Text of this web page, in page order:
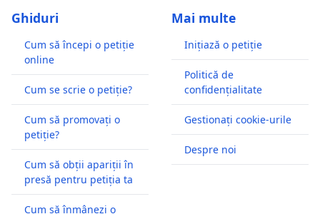
Ghiduri
Cum să începi o petiție
online
Cum se scrie o petiție?
Cum să promovați o
petiție?
Cum să obții apariții în
presă pentru petiția ta
Cum să înmânezi o
Mai multe
Inițiază o petiție
Politică de
confidențialitate
Gestionați cookie-urile
Despre noi